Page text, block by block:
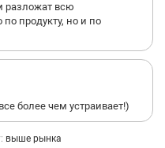
разложат всю
продукту, но и по
более чем устраивает!)
выше рынка